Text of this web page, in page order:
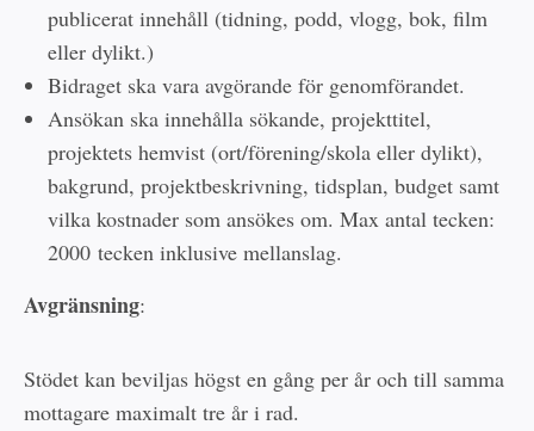
publicerat innehåll (tidning, podd, vlogg, bok, film
eller dylikt.)
Bidraget ska vara avgörande för genomförandet.
Ansökan ska innehålla sökande, projekttitel,
projektets hemvist (ort/förening/skola eller dylikt),
bakgrund, projektbeskrivning, tidsplan, budget samt
vilka kostnader som ansökes om. Max antal tecken:
2000 tecken inklusive mellanslag.
Avgränsning:
Stödet kan beviljas högst en gång per år och till samma
mottagare maximalt tre år i rad.